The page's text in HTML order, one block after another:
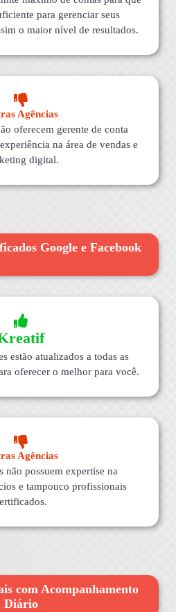
para gerenciar seus
o maior nível de resultados.
Agências
oferecem gerente de conta
na área de vendas e
digital.
Google e Facebook
estão atualizados a todas as
oferecer o melhor para você.
Agências
não possuem expertise na
e tampouco profissionais
com Acompanhamento
Diário